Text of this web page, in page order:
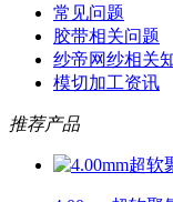
常见问题
胶带相关问题
纱帝网纱相关
模切加工资讯
推荐产品